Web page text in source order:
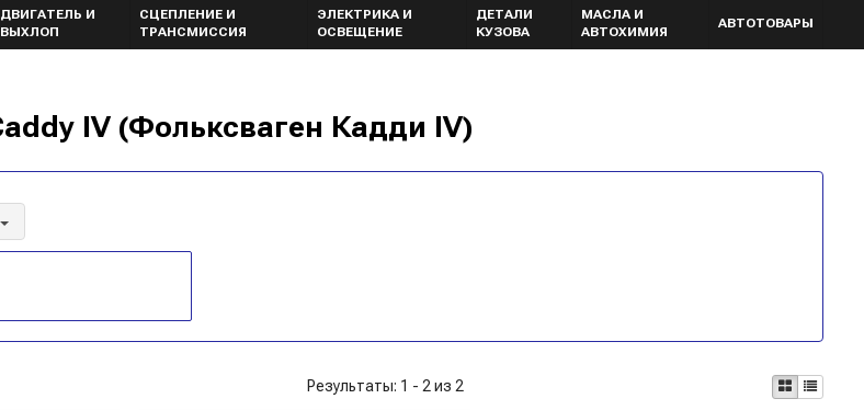
ДВИГАТЕЛЬ И
ВЫХЛОП
СЦЕПЛЕНИЕ И
ТРАНСМИССИЯ
ЭЛЕКТРИКА И
ОСВЕЩЕНИЕ
ДЕТАЛИ
КУЗОВА
МАСЛА И
АВТОХИМИЯ
АВТОТОВАРЫ
IV (Фольксваген Кадди IV)
Результаты: 1 - 2 из 2